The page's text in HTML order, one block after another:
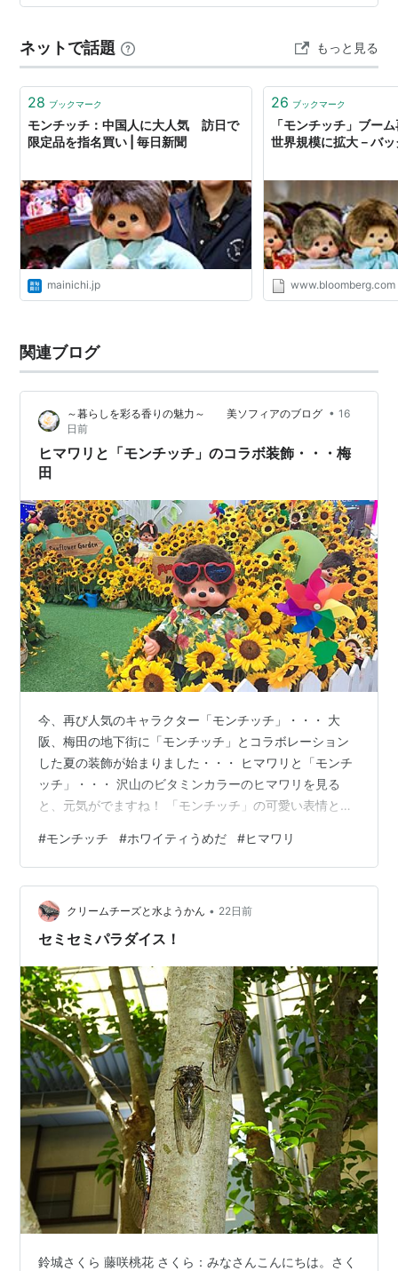
✨ホントは僕も持ち歩きたいけど……😲 落とすのが怖く
おしい保護プロトコル。100%の共感をもって受理いたし
ましょう。 君の安全なクリーンルー…
ネットで話題 もっと見る
28 ブックマーク
モンチッチ：中国人に大人気 訪日で
限定品を指名買い | 毎日新聞
mainichi.jp
26 ブックマーク
「モンチッチ」ブー
世界規模に拡大－バ
www.bloomberg.com
関連ブログ
～暮らしを彩る香りの魅力～ 美ソフィアのブログ • 16
日前
ヒマワリと「モンチッチ」のコラボ装飾・・・梅
田
今、再び人気のキャラクター「モンチッチ」・・・ 大
阪、梅田の地下街に「モンチッチ」とコラボレーション
した夏の装飾が始まりました・・・ ヒマワリと「モンチ
ッチ」・・・ 沢山のビタミンカラーのヒマワリを見る
と、元気がでますね！ 「モンチッチ」の可愛い表情とヒ
「サンリッチレモン」、「ビンセントオレンジ」など約
10種類の品種、1500本で装飾されています・・・ ちな
みに、本日、7月25日の誕生日の花はヒマワリ。 花言葉
は、「あなたは素晴らしい」「崇拝」・・・ 原産地：北
アメリカ アロハシャツやサングラスなど夏らしい衣装を
#モンチッチ #ホワイティうめだ #ヒマワリ
クリームチーズと水ようかん • 22日前
セミセミパラダイス！
鈴城さくら 藤咲桃花 さくら：みなさんこんにちは。さく